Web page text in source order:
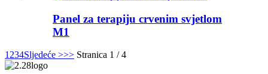
Panel za terapiju crvenim svjetlom
M1
1234Sljedeće >>> Stranica 1 / 4